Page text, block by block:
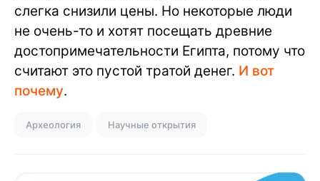
слегка снизили цены. Но некоторые люди
не очень-то и хотят посещать древние
достопримечательности Египта, потому что
считают это пустой тратой денег. И вот
почему.
Археология Научные открытия